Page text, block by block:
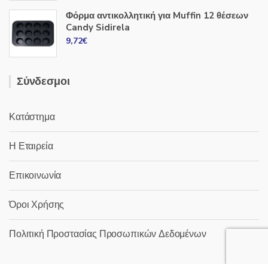
Φόρμα αντικολλητική για Muffin 12 θέσεων
Candy Sidirela
9,72€
Σύνδεσμοι
Κατάστημα
Η Εταιρεία
Επικοινωνία
Όροι Χρήσης
Πολιτική Προστασίας Προσωπικών Δεδομένων